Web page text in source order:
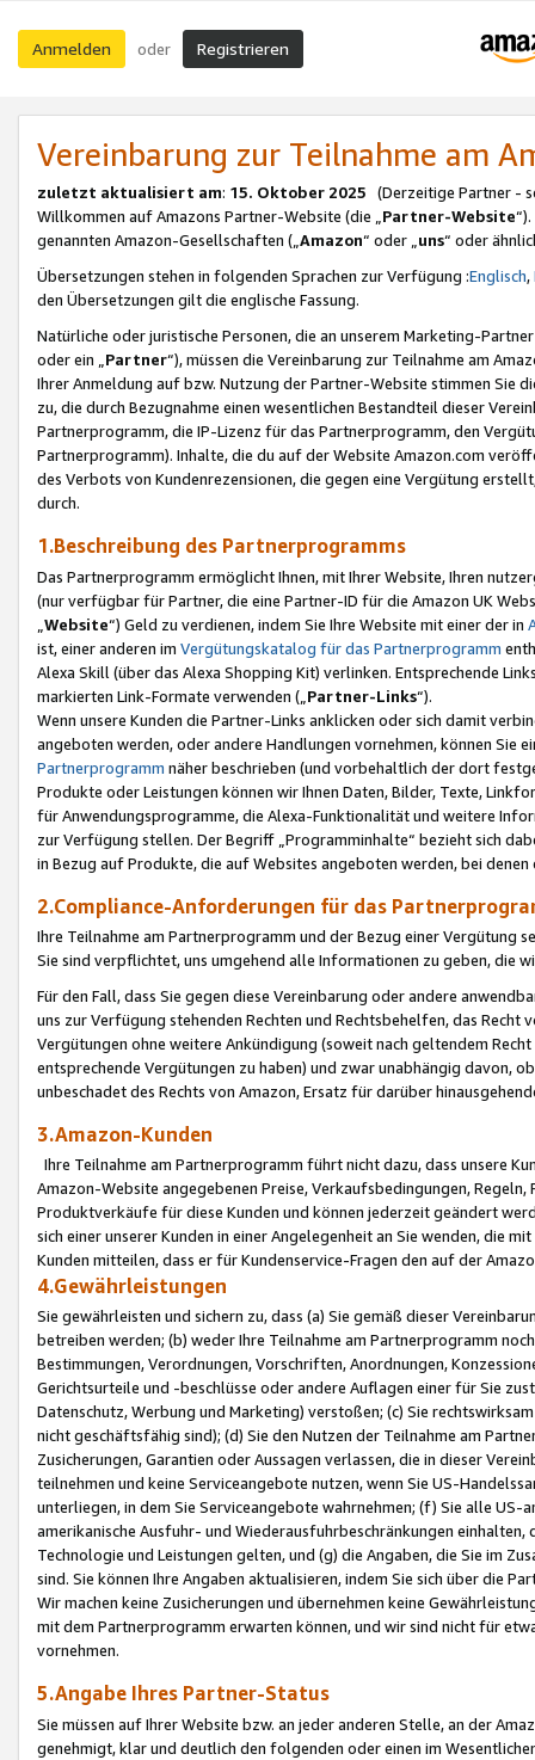
Anmelden oder Registrieren
Vereinbarung zur Teilnahme am
zuletzt aktualisiert am: 15. Oktober 2025 (Derzeitige Partner -
Willkommen auf Amazons Partner-Website (die „Partner-Website
genannten Amazon-Gesellschaften („Amazon“ oder „uns“ oder
Übersetzungen stehen in folgenden Sprachen zur Verfügung :Englisch,
den Übersetzungen gilt die englische Fassung.
Natürliche oder juristische Personen, die an unserem Marketing-
oder ein „Partner“), müssen die Vereinbarung zur Teilnahme am
Ihrer Anmeldung auf bzw. Nutzung der Partner-Website stimmen Sie
zu, die durch Bezugnahme einen wesentlichen Bestandteil dieser
Partnerprogramm, die IP-Lizenz für das Partnerprogramm, den
Partnerprogramm). Inhalte, die du auf der Website Amazon.com
des Verbots von Kundenrezensionen, die gegen eine Vergütung
durch.
1.Beschreibung des Partnerprogramms
Das Partnerprogramm ermöglicht Ihnen, mit Ihrer Website, Ihren
(nur verfügbar für Partner, die eine Partner-ID für die Amazon UK
Website“) Geld zu verdienen, indem Sie Ihre Website mit einer der in
ist, einer anderen im Vergütungskatalog für das Partnerprogramm
Alexa Skill (über das Alexa Shopping Kit) verlinken. Entsprechende
markierten Link-Formate verwenden („ Partner-Links“).
Wenn unsere Kunden die Partner-Links anklicken oder sich damit
angeboten werden, oder andere Handlungen vornehmen, können Sie
Partnerprogramm näher beschrieben (und vorbehaltlich der dort
Produkte oder Leistungen können wir Ihnen Daten, Bilder, Texte,
für Anwendungsprogramme, die Alexa-Funktionalität und weitere
zur Verfügung stellen. Der Begriff „Programminhalte“ bezieht sich
in Bezug auf Produkte, die auf Websites angeboten werden, bei
2.Compliance-Anforderungen für das
Ihre Teilnahme am Partnerprogramm und der Bezug einer Vergütung
Sie sind verpflichtet, uns umgehend alle Informationen zu geben, die
Für den Fall, dass Sie gegen diese Vereinbarung oder andere
uns zur Verfügung stehenden Rechten und Rechtsbehelfen, das
Vergütungen ohne weitere Ankündigung (soweit nach geltendem
entsprechende Vergütungen zu haben) und zwar unabhängig davon,
unbeschadet des Rechts von Amazon, Ersatz für darüber
3.Amazon-Kunden
Ihre Teilnahme am Partnerprogramm führt nicht dazu, dass unsere
Amazon-Website angegebenen Preise, Verkaufsbedingungen,
Produktverkäufe für diese Kunden und können jederzeit geändert
sich einer unserer Kunden in einer Angelegenheit an Sie wenden, die
Kunden mitteilen, dass er für Kundenservice-Fragen den auf der
4.Gewährleistungen
Sie gewährleisten und sichern zu, dass (a) Sie gemäß dieser
betreiben werden; (b) weder Ihre Teilnahme am Partnerprogramm
Bestimmungen, Verordnungen, Vorschriften, Anordnungen,
Gerichtsurteile und -beschlüsse oder andere Auflagen einer für Sie
Datenschutz, Werbung und Marketing) verstoßen; (c) Sie
nicht geschäftsfähig sind); (d) Sie den Nutzen der Teilnahme am
Zusicherungen, Garantien oder Aussagen verlassen, die in dieser
teilnehmen und keine Serviceangebote nutzen, wenn Sie US-
unterliegen, in dem Sie Serviceangebote wahrnehmen; (f) Sie alle
amerikanische Ausfuhr- und Wiederausfuhrbeschränkungen
Technologie und Leistungen gelten, und (g) die Angaben, die Sie im
sind. Sie können Ihre Angaben aktualisieren, indem Sie sich über die
Wir machen keine Zusicherungen und übernehmen keine
mit dem Partnerprogramm erwarten können, und wir sind nicht für
vornehmen.
5.Angabe Ihres Partner-Status
Sie müssen auf Ihrer Website bzw. an jeder anderen Stelle, an der
genehmigt, klar und deutlich den folgenden oder einen im